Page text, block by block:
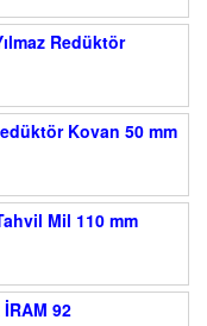
Redüktör
Kovan 50 mm
Mil 110 mm
92